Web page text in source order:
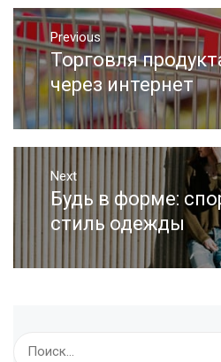
Навигация
по
записям
Previous
Previous
post:
Торговля
через интернет
Next
Next
post:
Будь в форме:
стиль одежды
Найти: